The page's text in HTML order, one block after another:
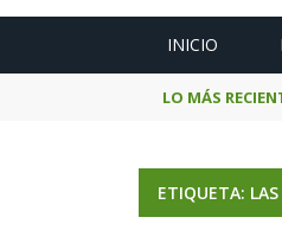
INICIO
LO MÁS
ETIQUETA: